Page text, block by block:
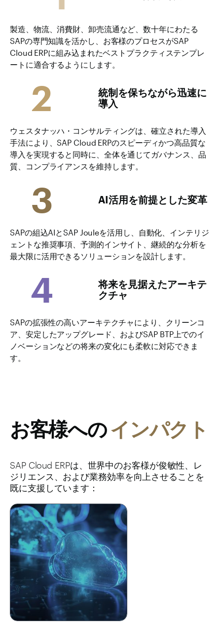
製造、物流、消費財、卸売流通など、数十年にわたる
SAPの専門知識を活かし、お客様のプロセスがSAP
Cloud ERPに組み込まれたベストプラクティステンプレ
ートに適合するようにします。
統制を保ちながら迅速に
導入
2
ウェスタナッハ・コンサルティングは、確立された導入
手法により、SAP Cloud ERPのスピーディかつ高品質な
導入を実現すると同時に、全体を通じてガバナンス、品
質、コンプライアンスを維持します。
AI活用を前提とした変革
3
SAPの組込AIとSAP Jouleを活用し、自動化、インテリジ
ェントな推奨事項、予測的インサイト、継続的な分析を
最大限に活用できるソリューションを設計します。
将来を見据えたアーキテ
クチャ
4
SAPの拡張性の高いアーキテクチャにより、クリーンコ
ア、安定したアップグレード、およびSAP BTP上でのイ
ノベーションなどの将来の変化にも柔軟に対応できま
す。
お客様へのインパクト
SAP Cloud ERPは、世界中のお客様が俊敏性、レ
ジリエンス、および業務効率を向上させることを
既に支援しています：